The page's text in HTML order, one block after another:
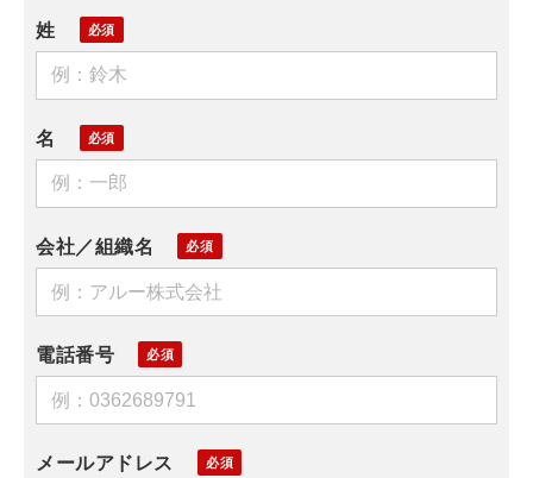
姓
名
会社／組織名
電話番号
メールアドレス